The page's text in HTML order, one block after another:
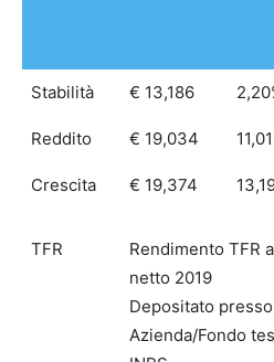
Stabilità € 13,186
Reddito € 19,034
Crescita € 19,374
TFR
Rendimento TFR
netto 2019
Depositato presso
Azienda/Fondo